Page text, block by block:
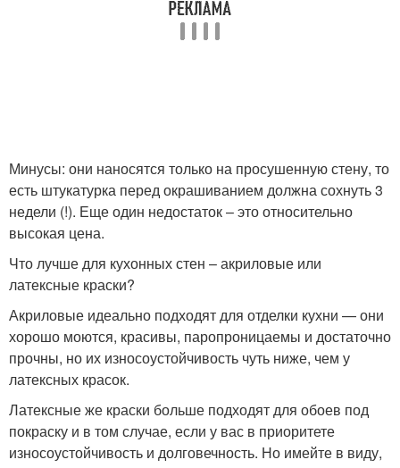
Минусы: они наносятся только на просушенную стену, то
есть штукатурка перед окрашиванием должна сохнуть 3
недели (!). Еще один недостаток – это относительно
высокая цена.
Что лучше для кухонных стен – акриловые или
латексные краски?
Акриловые идеально подходят для отделки кухни — они
хорошо моются, красивы, паропроницаемы и достаточно
прочны, но их износоустойчивость чуть ниже, чем у
латексных красок.
Латексные же краски больше подходят для обоев под
покраску и в том случае, если у вас в приоритете
износоустойчивость и долговечность. Но имейте в виду,